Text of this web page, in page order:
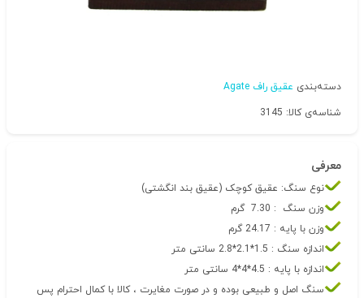
دسته‌بندی عقیق راف Agate
شناسه‌ی کالا: 3145
معرفی
نوع سنگ: عقیق کوچک (عقیق بند انگشتی)
وزن سنگ : 7.30 گرم
وزن با پایه : 24.17 گرم
اندازه سنگ : 1.5*2.1*2.8 سانتی متر
اندازه با پایه : 4.5*4*4 سانتی متر
سنگ اصل و طبیعی بوده و در صورت مغایرت ، کالا با کمال احترام پس